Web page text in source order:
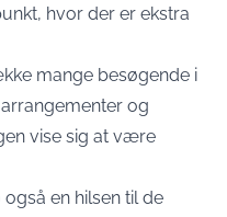
hvor der er ekstra
mange besøgende i
og
vise sig at være
en hilsen til de